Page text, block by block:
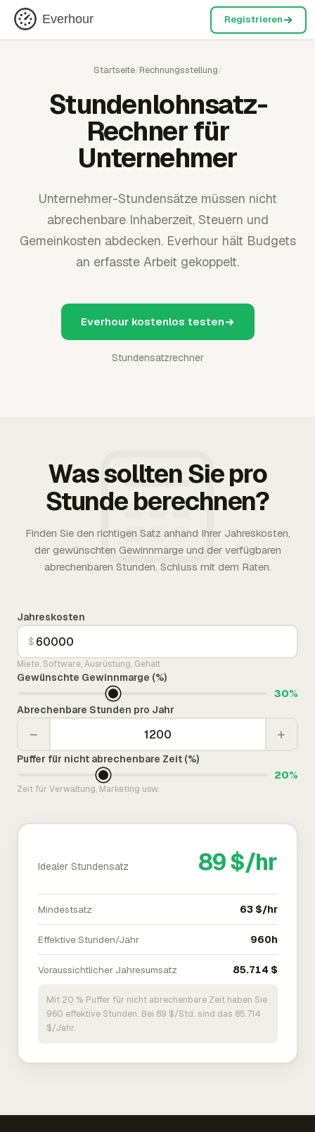
Everhour Registrieren
Startseite/Rechnungsstellung/
Stundenlohnsatz-
Rechner für
Unternehmer
Unternehmer-Stundensätze müssen nicht
abrechenbare Inhaberzeit, Steuern und
Gemeinkosten abdecken. Everhour hält Budgets
an erfasste Arbeit gekoppelt.
Everhour kostenlos testen
Stundensatzrechner
Was sollten Sie pro
Stunde berechnen?
Finden Sie den richtigen Satz anhand Ihrer Jahreskosten,
der gewünschten Gewinnmarge und der verfügbaren
abrechenbaren Stunden. Schluss mit dem Raten.
Jahreskosten
$
Miete, Software, Ausrüstung, Gehalt
Gewünschte Gewinnmarge (%)
30%
Abrechenbare Stunden pro Jahr
− +
Puffer für nicht abrechenbare Zeit (%)
20%
Zeit für Verwaltung, Marketing usw.
Idealer Stundensatz 89 $/hr
Mindestsatz 63 $/hr
Effektive Stunden/Jahr 960h
Voraussichtlicher Jahresumsatz 85.714 $
Mit 20 % Puffer für nicht abrechenbare Zeit haben Sie
960 effektive Stunden. Bei 89 $/Std. sind das 85.714
$/Jahr.